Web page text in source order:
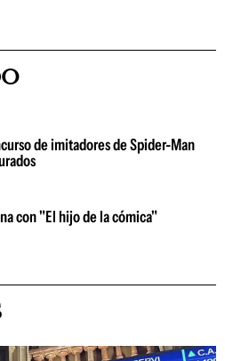
de imitadores de Spider-Man
con "El hijo de la cómica"